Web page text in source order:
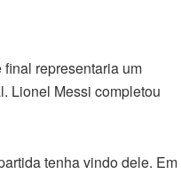
representaria um
Lionel Messi completou
tenha vindo dele. Em